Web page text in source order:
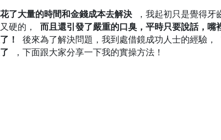
了大量的時間和金錢成本去解決 ，我起初只是覺得牙
硬的， 而且還引發了嚴重的口臭，平時只要說話，嘴
！
後來為了解決問題，我到處借鏡成功人士的經驗，
，下面跟大家分享一下我的實操方法！